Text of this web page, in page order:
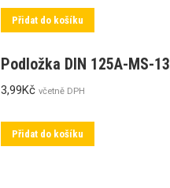
Přidat do košíku
Podložka DIN 125A-MS-13
3,99Kč včetně DPH
Přidat do košíku